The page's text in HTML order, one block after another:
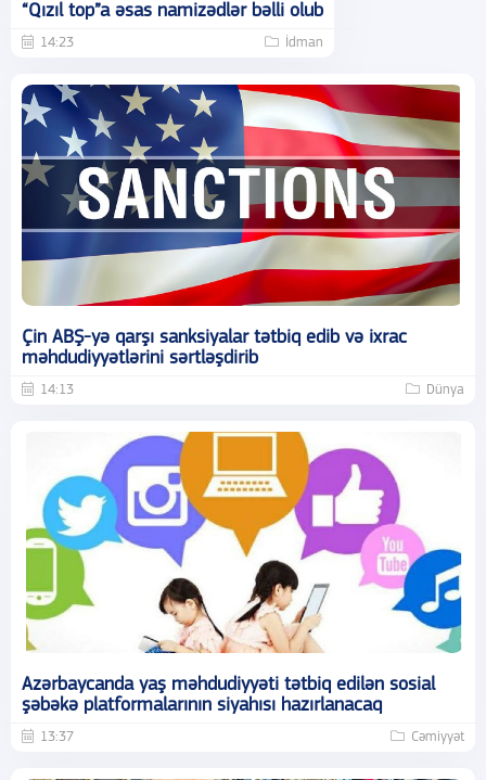
“Qızıl top”a əsas namizədlər bəlli olub
14:23 İdman
Çin ABŞ-yə qarşı sanksiyalar tətbiq edib və ixrac
məhdudiyyətlərini sərtləşdirib
14:13 Dünya
Azərbaycanda yaş məhdudiyyəti tətbiq edilən sosial
şəbəkə platformalarının siyahısı hazırlanacaq
13:37 Cəmiyyət